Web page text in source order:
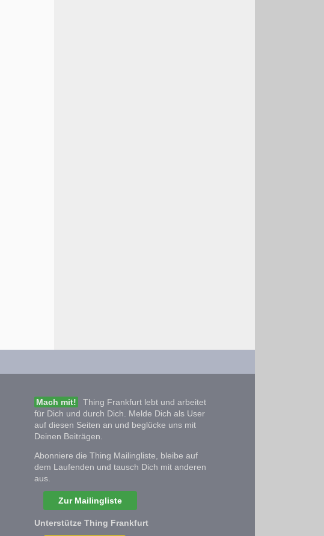
Mach mit!
Thing Frankfurt lebt und arbeitet
für Dich und durch Dich. Melde Dich als User
auf diesen Seiten an und beglücke uns mit
Deinen Beiträgen.
Abonniere die Thing Mailingliste, bleibe auf
dem Laufenden und tausch Dich mit anderen
aus.
Zur Mailingliste
Unterstütze Thing Frankfurt